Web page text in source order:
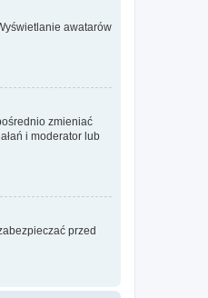
awatarów
zmieniać
i moderator lub
przed